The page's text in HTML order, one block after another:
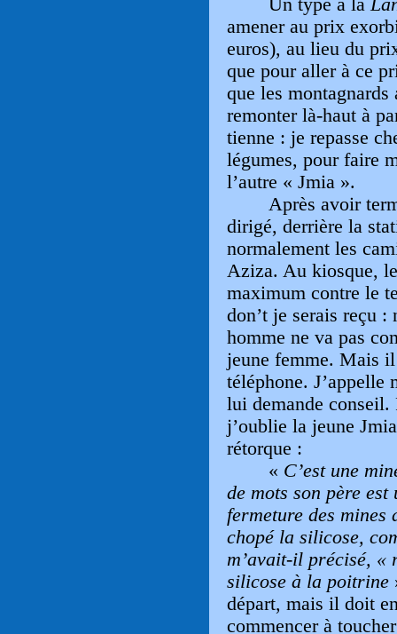
Un type à la
amener au prix
euros), au lieu du
que pour aller à ce
que les
remonter là-haut à
tienne : je repasse
légumes, pour faire
l’autre « Jmia ».
Après avoir
dirigé, derrière la
normalement les
Aziza. Au kiosque,
maximum contre le
don’t je serais reçu :
homme ne va pas
jeune femme. Mais
téléphone.
lui demande
j’oublie la jeune
rétorque :
« C’est une
de mots son père
fermeture des
chopé la silicose,
m’avait-il précisé, «
silicose à la poitrine
départ, mais il doit
commencer à